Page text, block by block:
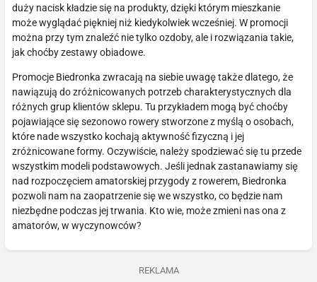
duży nacisk kładzie się na produkty, dzięki którym mieszkanie
może wyglądać piękniej niż kiedykolwiek wcześniej. W promocji
można przy tym znaleźć nie tylko ozdoby, ale i rozwiązania takie,
jak choćby zestawy obiadowe.
Promocje Biedronka zwracają na siebie uwagę także dlatego, że
nawiązują do zróżnicowanych potrzeb charakterystycznych dla
różnych grup klientów sklepu. Tu przykładem mogą być choćby
pojawiające się sezonowo rowery stworzone z myślą o osobach,
które nade wszystko kochają aktywność fizyczną i jej
zróżnicowane formy. Oczywiście, należy spodziewać się tu przede
wszystkim modeli podstawowych. Jeśli jednak zastanawiamy się
nad rozpoczęciem amatorskiej przygody z rowerem, Biedronka
pozwoli nam na zaopatrzenie się we wszystko, co będzie nam
niezbędne podczas jej trwania. Kto wie, może zmieni nas ona z
amatorów, w wyczynowców?
REKLAMA